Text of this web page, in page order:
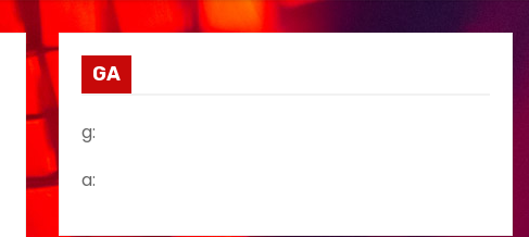
GA
g:
a: